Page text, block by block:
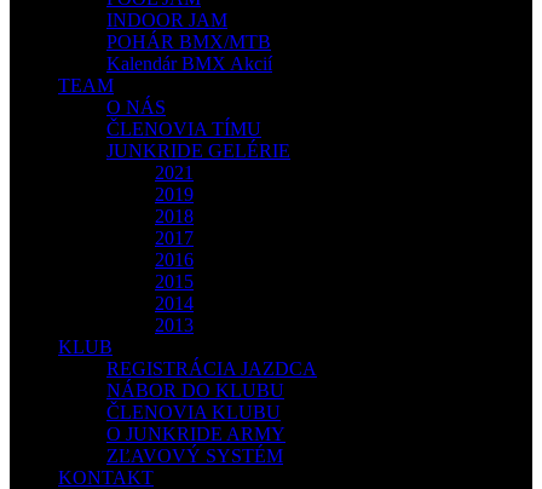
INDOOR JAM
POHÁR BMX/MTB
Kalendár BMX Akcií
TEAM
O NÁS
ČLENOVIA TÍMU
JUNKRIDE GELÉRIE
2021
2019
2018
2017
2016
2015
2014
2013
KLUB
REGISTRÁCIA JAZDCA
NÁBOR DO KLUBU
ČLENOVIA KLUBU
O JUNKRIDE ARMY
ZĽAVOVÝ SYSTÉM
KONTAKT